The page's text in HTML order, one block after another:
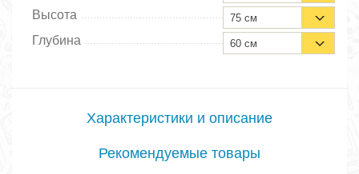
Высота 75 см
Глубина 60 см
Характеристики и описание
Рекомендуемые товары